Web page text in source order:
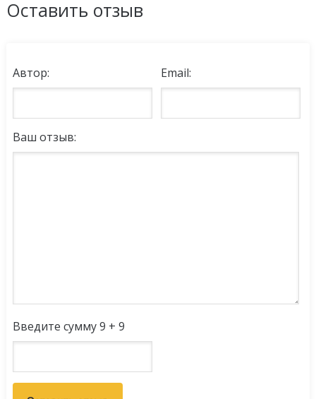
Оставить отзыв
Автор: Email:
Ваш отзыв:
Введите сумму 9 + 9